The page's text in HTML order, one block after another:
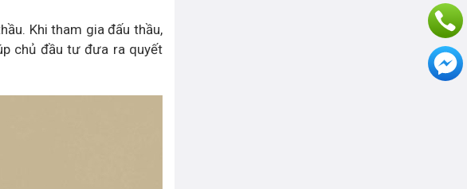
Khi tham gia đấu thầu,
chủ đầu tư đưa ra quyết